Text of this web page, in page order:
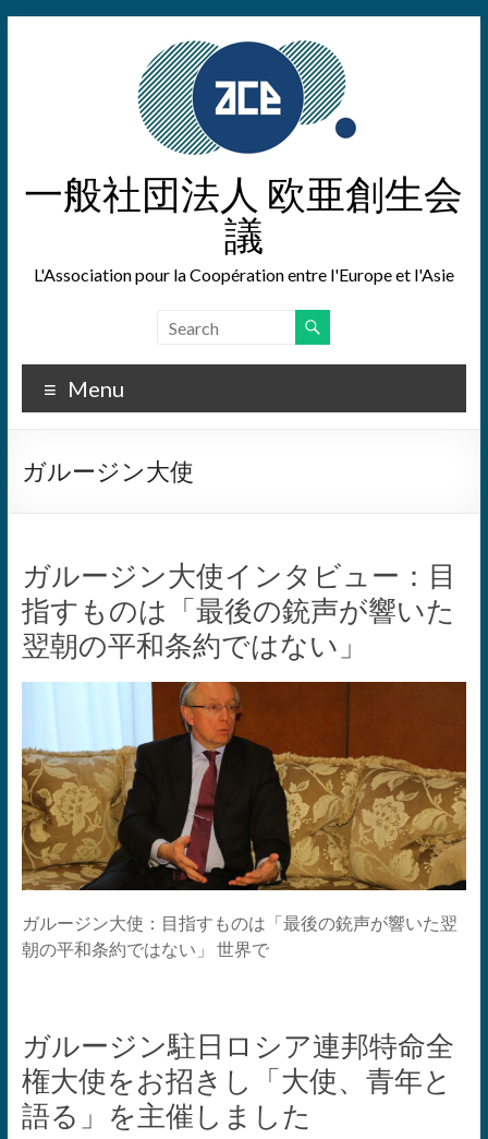
一般社団法人 欧亜創生会
議
L'Association pour la Coopération entre l'Europe et l'Asie
Menu
ガルージン大使
ガルージン大使インタビュー：目
指すものは「最後の銃声が響いた
翌朝の平和条約ではない」
ガルージン大使：目指すものは「最後の銃声が響いた翌
朝の平和条約ではない」 世界で
ガルージン駐日ロシア連邦特命全
権大使をお招きし「大使、青年と
語る」を主催しました